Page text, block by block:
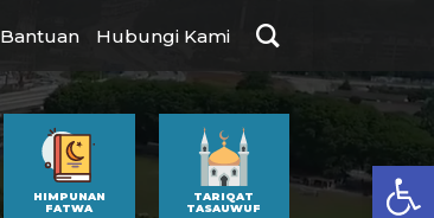
Bantuan Hubungi Kami
HIMPUNAN
FATWA
TARIQAT
TASAUWUF